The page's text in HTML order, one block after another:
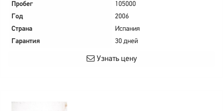
Пробег
105000
Год
2006
Страна
Испания
Гарантия
30 дней
Узнать цену